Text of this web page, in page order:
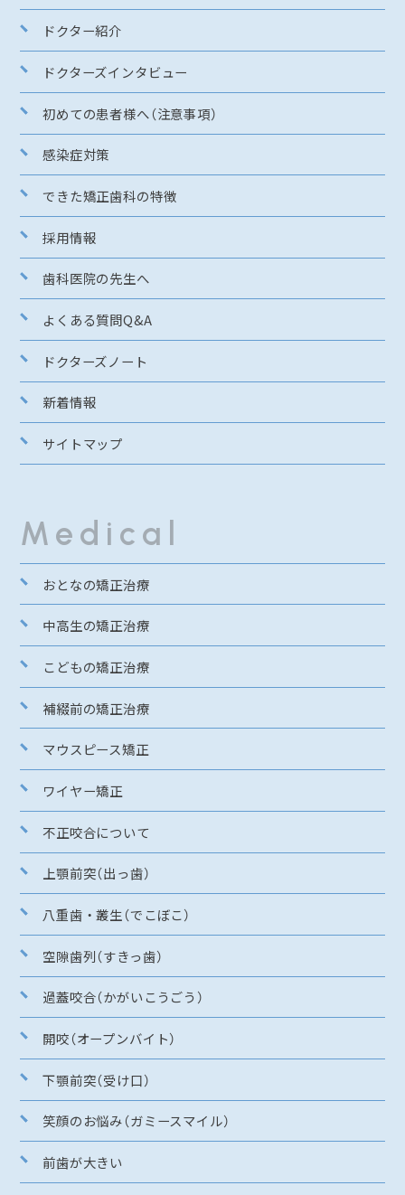
ドクター紹介
ドクターズインタビュー
初めての患者様へ（注意事項）
感染症対策
できた矯正歯科の特徴
採用情報
歯科医院の先生へ
よくある質問Q&A
ドクターズノート
新着情報
サイトマップ
Medical
おとなの矯正治療
中高生の矯正治療
こどもの矯正治療
補綴前の矯正治療
マウスピース矯正
ワイヤー矯正
不正咬合について
上顎前突（出っ歯）
八重歯・叢生（でこぼこ）
空隙歯列（すきっ歯）
過蓋咬合（かがいこうごう）
開咬（オープンバイト）
下顎前突（受け口）
笑顔のお悩み（ガミースマイル）
前歯が大きい